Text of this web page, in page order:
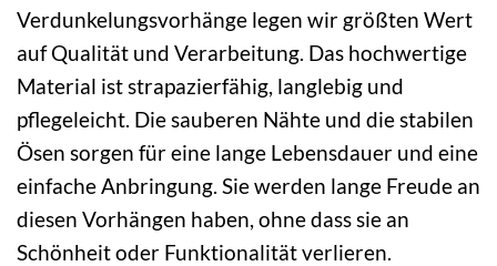
Verdunkelungsvorhänge legen wir größten Wert
auf Qualität und Verarbeitung. Das hochwertige
Material ist strapazierfähig, langlebig und
pflegeleicht. Die sauberen Nähte und die stabilen
Ösen sorgen für eine lange Lebensdauer und eine
einfache Anbringung. Sie werden lange Freude an
diesen Vorhängen haben, ohne dass sie an
Schönheit oder Funktionalität verlieren.